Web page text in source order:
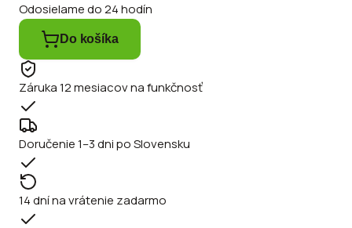
Odosielame do 24 hodín
Do košíka
Záruka 12 mesiacov na funkčnosť
Doručenie 1–3 dni po Slovensku
14 dní na vrátenie zadarmo